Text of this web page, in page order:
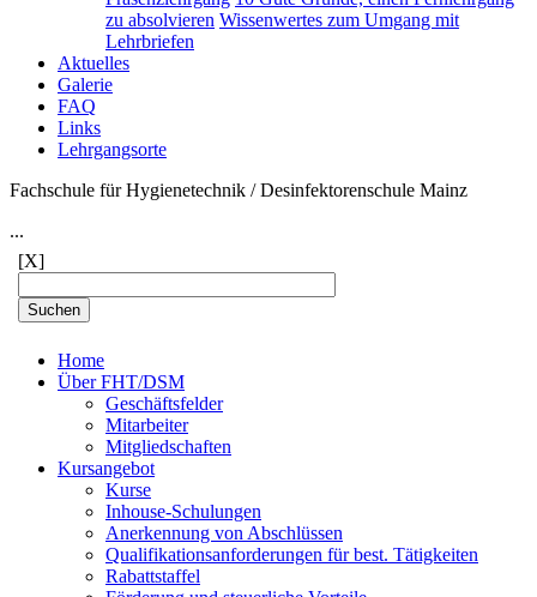
zu absolvieren Wissenwertes zum Umgang mit
Lehrbriefen
Aktuelles
Galerie
FAQ
Links
Lehrgangsorte
Fachschule für Hygienetechnik / Desinfektorenschule Mainz
...
[X]
Home
Über FHT/DSM
Geschäftsfelder
Mitarbeiter
Mitgliedschaften
Kursangebot
Kurse
Inhouse-Schulungen
Anerkennung von Abschlüssen
Qualifikationsanforderungen für best. Tätigkeiten
Rabattstaffel